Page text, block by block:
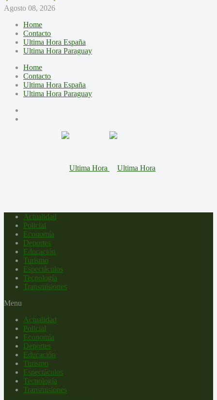
Agosto 08, 2026
Home
Contacto
Ultima Hora España
Ultima Hora Paraguay
Home
Contacto
Ultima Hora España
Ultima Hora Paraguay
Actualidad
Policial
Economía
Deportes
Educación
Turismo
Espectáculos
Tecnología
Transmisiones
Menu
Actualidad
Policial
Economía
Deportes
Educación
Turismo
Espectáculos
Tecnología
Transmisiones